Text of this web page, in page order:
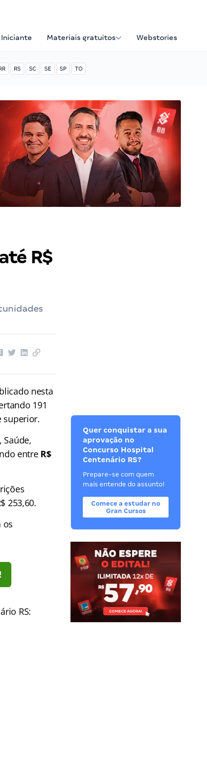
Iniciante Materiais gratuitos Webstories
RS SC SE SP TO
R$
nesta
191
superior.
entre R$
253,60.
os
RS:
Quer conquistar a sua
aprovação no
Concurso Hospital
Centenário RS?
Prepare-se com quem
mais entende do assunto!
Comece a estudar no
Gran Cursos